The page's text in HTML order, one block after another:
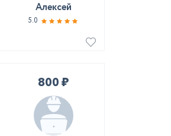
Алексей
5.0
800 ₽